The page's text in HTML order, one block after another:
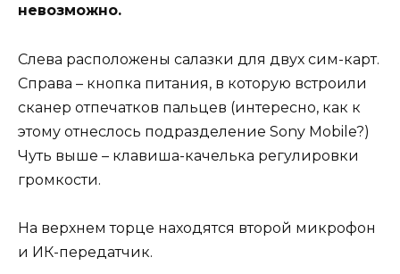
невозможно.
Слева расположены салазки для двух сим-карт.
Справа – кнопка питания, в которую встроили
сканер отпечатков пальцев (интересно, как к
этому отнеслось подразделение Sony Mobile?)
Чуть выше – клавиша-качелька регулировки
громкости.
На верхнем торце находятся второй микрофон
и ИК-передатчик.